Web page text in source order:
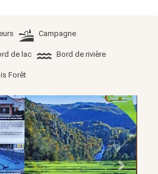
Campagne
de lac Bord de rivière
Forêt
Suivant